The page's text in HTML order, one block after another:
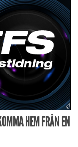
HEM FRÅN EN